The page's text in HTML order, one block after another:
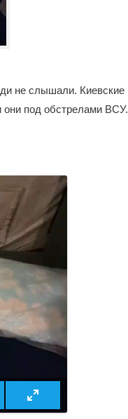
не слышали. Киевские
они под обстрелами ВСУ.